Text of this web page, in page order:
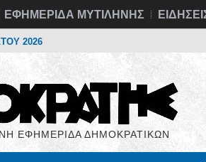
ΕΦΗΜΕΡΙΔΑ ΜΥΤΙΛΗΝΗΣ
2026
ΕΦΗΜΕΡΙΔΑ ΔΗΜΟΚΡΑΤΙΚΩΝ